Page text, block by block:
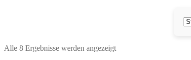
Alle 8 Ergebnisse werden angezeigt